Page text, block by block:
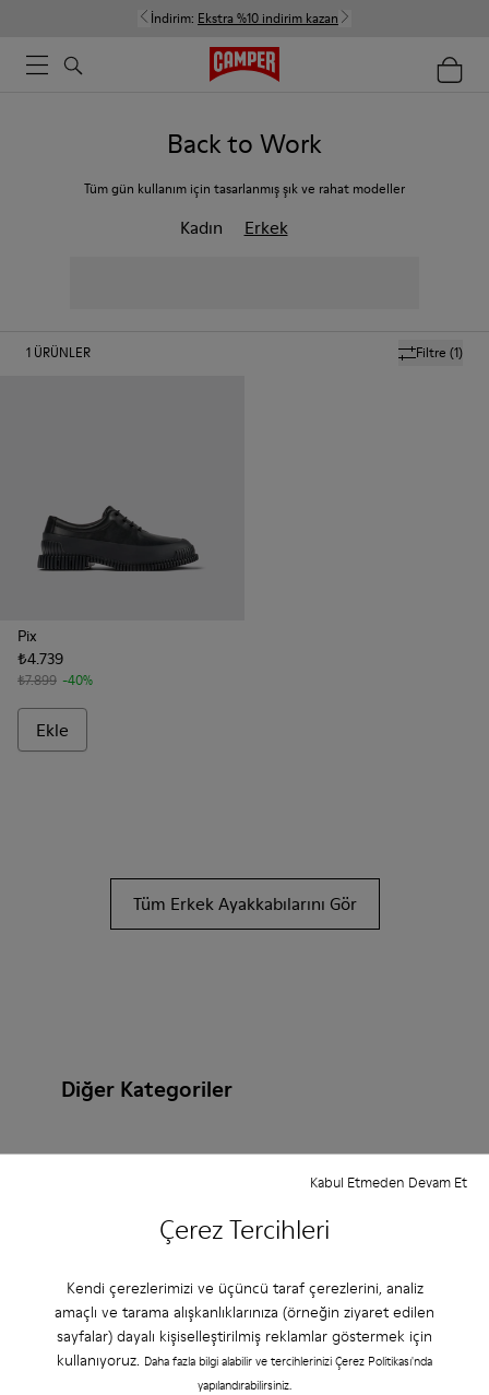
Çerez Tercihleri
Kendi çerezlerimizi ve üçüncü taraf çerezlerini, analiz
amaçlı ve tarama alışkanlıklarınıza (örneğin ziyaret edilen
sayfalar) dayalı kişiselleştirilmiş reklamlar göstermek için
kullanıyoruz. Daha fazla bilgi alabilir ve tercihlerinizi Çerez Politikası'nda
yapılandırabilirsiniz.
Kabul Etmeden Devam Et
İndirim: Ekstra %10 indirim kazan
Back to Work
Tüm gün kullanım için tasarlanmış şık ve rahat modeller
Kadın Erkek
Filtre (1)
1 ÜRÜNLER
Pix
₺4.739
₺7.899 -40%
Ekle
Tüm Erkek Ayakkabılarını Gör
Diğer Kategoriler
Balerin Modeli
Günlük Ayakkabılar
Spor Ayakkabılar
Terlikler
mokasenleri
Klasik Ayakkabılar
Platform / Dolgu Taban
Clogs Topuklular